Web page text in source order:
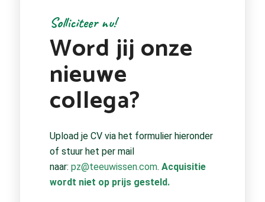
Solliciteer nu!
Word jij onze
nieuwe
collega?
Upload je CV via het formulier hieronder
of stuur het per mail
naar: pz@teeuwissen.com. Acquisitie
wordt niet op prijs gesteld.